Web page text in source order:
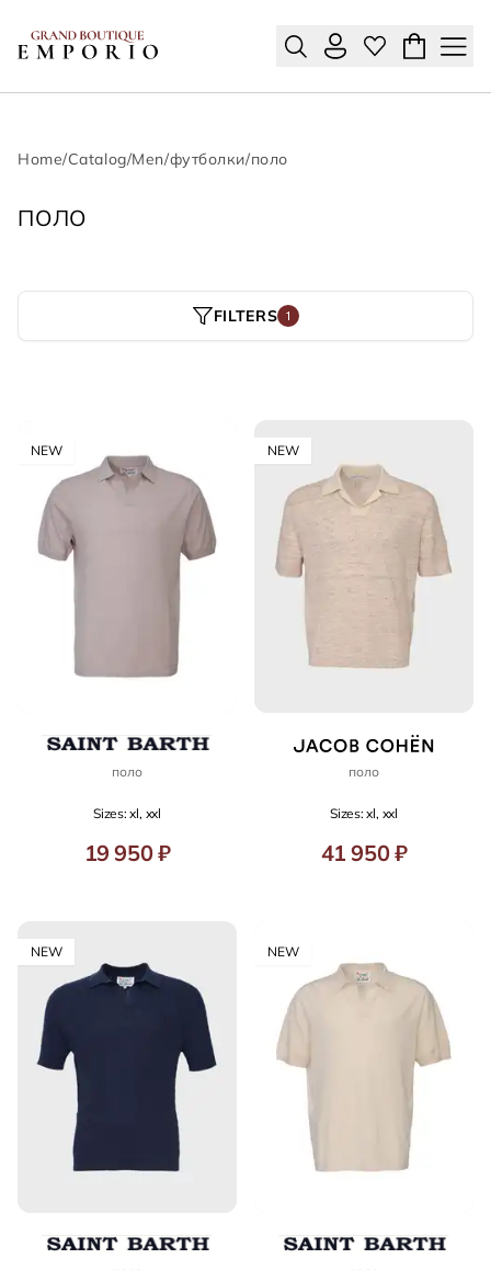
Home/Catalog/Men/футболки/поло
ПОЛО
FILTERS 1
NEW
поло
Sizes: xl, xxl
19 950 ₽
NEW
поло
Sizes: xl, xxl
41 950 ₽
NEW NEW